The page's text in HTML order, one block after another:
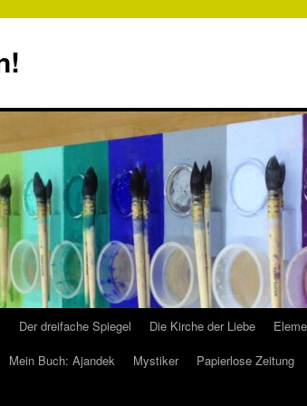
Der dreifache Spiegel Die Kirche der Liebe
Mein Buch: Ajandek Mystiker Papierlose Zeitung